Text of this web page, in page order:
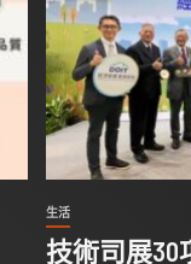
生活
技術司展30